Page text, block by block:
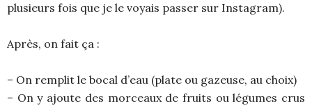
plusieurs fois que je le voyais passer sur Instagram).
Après, on fait ça :
– On remplit le bocal d’eau (plate ou gazeuse, au choix)
– On y ajoute des morceaux de fruits ou légumes crus